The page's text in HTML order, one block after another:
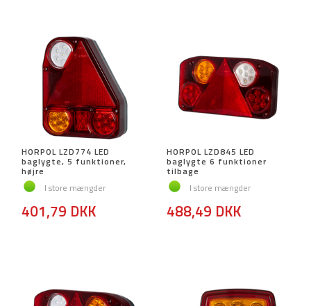
HORPOL LZD774 LED
baglygte, 5 funktioner,
højre
I store mængder
401,79 DKK
HORPOL LZD845 LED
baglygte 6 funktioner
tilbage
I store mængder
488,49 DKK